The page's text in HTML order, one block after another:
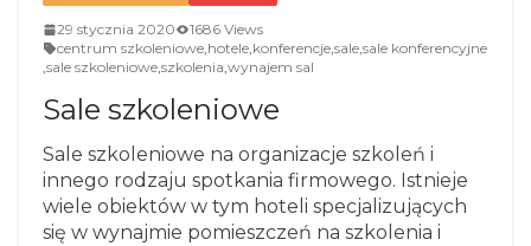
29 stycznia 2020
1686 Views
centrum szkoleniowe,hotele,konferencje,sale,sale konferencyjne
,sale szkoleniowe,szkolenia,wynajem sal
Sale szkoleniowe
Sale szkoleniowe na organizacje szkoleń i
innego rodzaju spotkania firmowego. Istnieje
wiele obiektów w tym hoteli specjalizujących
się w wynajmie pomieszczeń na szkolenia i